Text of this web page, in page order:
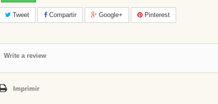
Tweet Compartir Google+ Pinterest
Write a review
Imprimir